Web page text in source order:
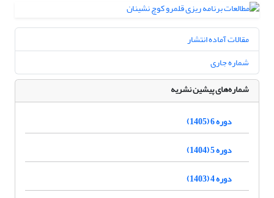
مقالات آماده انتشار
شماره جاری
شماره‌های پیشین نشریه
دوره 6 (1405)
دوره 5 (1404)
دوره 4 (1403)